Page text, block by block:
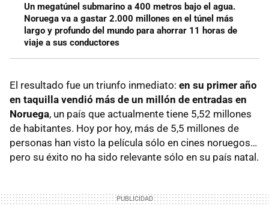
Un megatúnel submarino a 400 metros bajo el agua.
Noruega va a gastar 2.000 millones en el túnel más
largo y profundo del mundo para ahorrar 11 horas de
viaje a sus conductores
El resultado fue un triunfo inmediato: en su primer año
en taquilla vendió más de un millón de entradas en
Noruega, un país que actualmente tiene 5,52 millones
de habitantes. Hoy por hoy, más de 5,5 millones de
personas han visto la película sólo en cines noruegos…
pero su éxito no ha sido relevante sólo en su país natal.